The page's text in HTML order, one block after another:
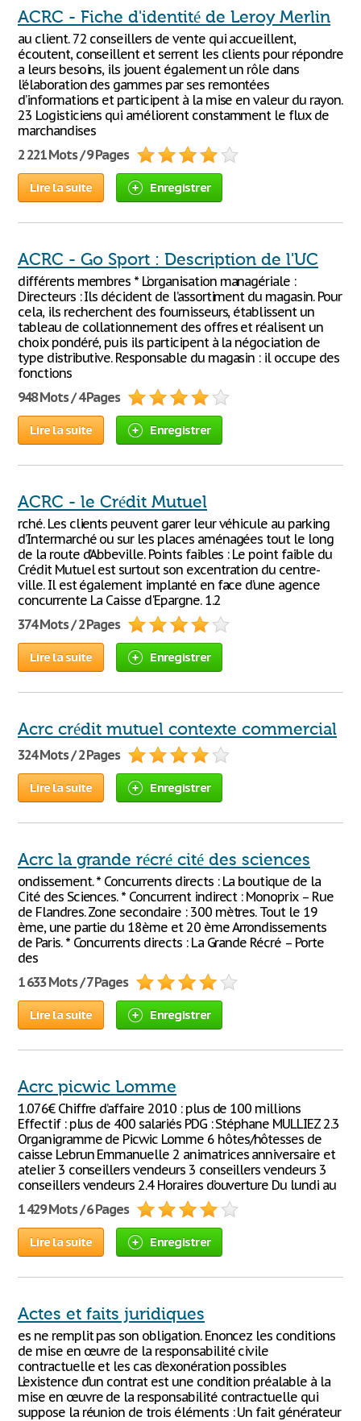
ACRC - Fiche d'identité de Leroy Merlin
au client. 72 conseillers de vente qui accueillent,
écoutent, conseillent et serrent les clients pour répondre
a leurs besoins, ils jouent également un rôle dans
l’élaboration des gammes par ses remontées
d’informations et participent à la mise en valeur du rayon.
23 Logisticiens qui améliorent constamment le flux de
marchandises
2 221 Mots / 9 Pages
Lire la suite Enregistrer
ACRC - Go Sport : Description de l'UC
différents membres * L’organisation managériale :
Directeurs : Ils décident de l’assortiment du magasin. Pour
cela, ils recherchent des fournisseurs, établissent un
tableau de collationnement des offres et réalisent un
choix pondéré, puis ils participent à la négociation de
type distributive. Responsable du magasin : il occupe des
fonctions
948 Mots / 4 Pages
Lire la suite Enregistrer
ACRC - le Crédit Mutuel
rché. Les clients peuvent garer leur véhicule au parking
d’Intermarché ou sur les places aménagées tout le long
de la route d’Abbeville. Points faibles : Le point faible du
Crédit Mutuel est surtout son excentration du centre-
ville. Il est également implanté en face d’une agence
concurrente La Caisse d'Epargne. 1.2
374 Mots / 2 Pages
Lire la suite Enregistrer
Acrc crédit mutuel contexte commercial
324 Mots / 2 Pages
Lire la suite Enregistrer
Acrc la grande récré cité des sciences
ondissement. * Concurrents directs : La boutique de la
Cité des Sciences. * Concurrent indirect : Monoprix – Rue
de Flandres. Zone secondaire : 300 mètres. Tout le 19
ème, une partie du 18ème et 20 ème Arrondissements
de Paris. * Concurrents directs : La Grande Récré – Porte
des
1 633 Mots / 7 Pages
Lire la suite Enregistrer
Acrc picwic Lomme
1.076€ Chiffre d’affaire 2010 : plus de 100 millions
Effectif : plus de 400 salariés PDG : Stéphane MULLIEZ 2.3
Organigramme de Picwic Lomme 6 hôtes/hôtesses de
caisse Lebrun Emmanuelle 2 animatrices anniversaire et
atelier 3 conseillers vendeurs 3 conseillers vendeurs 3
conseillers vendeurs 2.4 Horaires d’ouverture Du lundi au
1 429 Mots / 6 Pages
Lire la suite Enregistrer
Actes et faits juridiques
es ne remplit pas son obligation. Enoncez les conditions
de mise en œuvre de la responsabilité civile
contractuelle et les cas d’exonération possibles
L’existence d’un contrat est une condition préalable à la
mise en œuvre de la responsabilité contractuelle qui
suppose la réunion de trois éléments : Un fait générateur